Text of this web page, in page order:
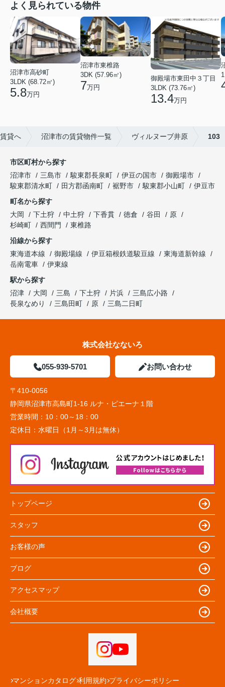
よく見られている物件
沼津市高砂町
3LDK (68.72㎡)
5.8万円
沼津市東椎路
3DK (57.96㎡)
7万円
御殿場市東田中３丁目
3LDK (73.76㎡)
13.4万円
貸へ 沼津市の賃貸物件一覧 ヴィルヌーブ井原 103
市区町村から探す
沼津市
三島市 駿東郡長泉町 伊豆の国市
御殿場市
駿東郡清水町
田方郡函南町 裾野市 駿東郡小山町
伊豆市
町名から探す
大岡
下土狩 中土狩 下香貫 徳倉 谷田
原
杉崎町
西間門
東椎路
沿線から探す
東海道本線
御殿場線 伊豆箱根鉄道駿豆線
東海道新幹線
岳南電車
伊東線
駅から探す
沼津
大岡 三島 下土狩 片浜
三島広小路
長泉なめり
三島田町 原 三島二日町
株式会社なないろ
055-939-5701 お問い合わせ
〒410-0056
静岡県沼津市高島町1-16 ルナ・ピエーナ１階
営業時間： 10：00～18：00
定休日： 水曜日（1月～3月は無休）
トップページ
スタッフ
お客様の声
ブログ
アクセスマップ
会社概要
マンションカタログ 利用規約 プライバシーポリシー